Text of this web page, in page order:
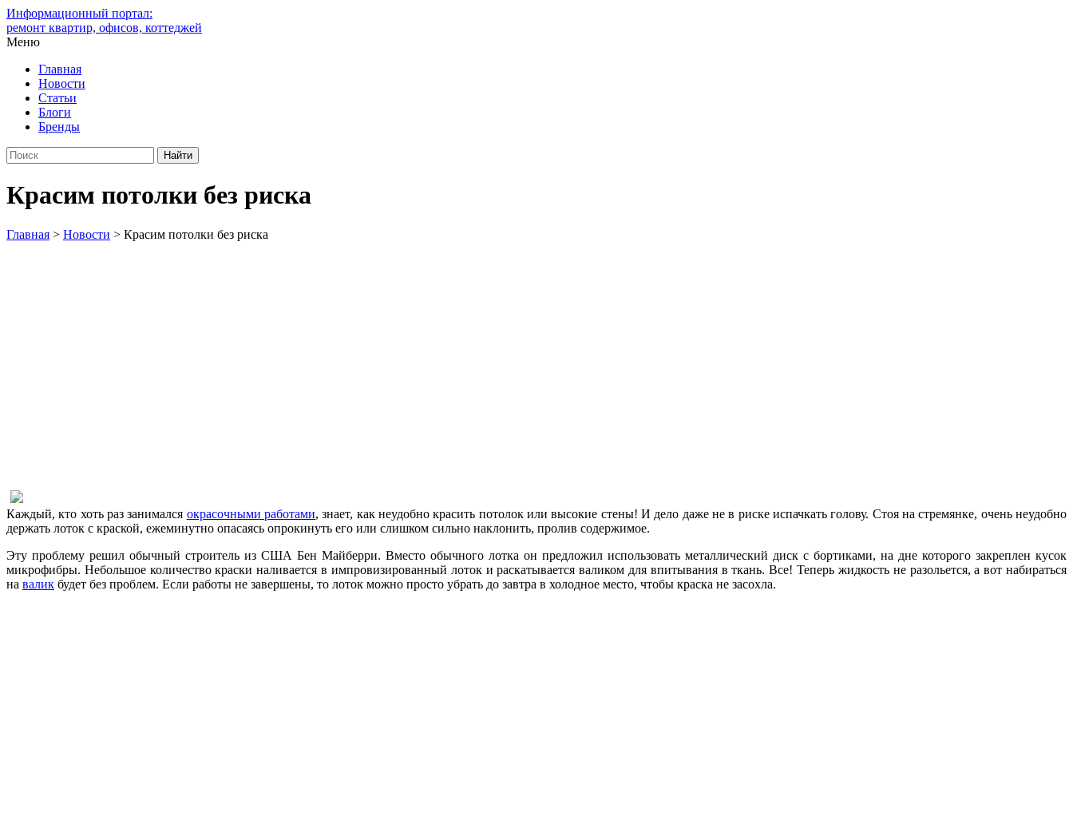
Информационный портал:
ремонт квартир, офисов, коттеджей
Меню
Главная
Новости
Статьи
Блоги
Бренды
Красим потолки без риска
Главная > Новости > Красим потолки без риска
Каждый, кто хоть раз занимался окрасочными работами, знает, как неудобно красить потолок или высокие стены! И дело даже не в риске испачкать голову. Стоя на стремянке, очень неудобно
держать лоток с краской, ежеминутно опасаясь опрокинуть его или слишком сильно наклонить, пролив содержимое.
Эту проблему решил обычный строитель из США Бен Майберри. Вместо обычного лотка он предложил использовать металлический диск с бортиками, на дне которого закреплен кусок
микрофибры. Небольшое количество краски наливается в импровизированный лоток и раскатывается валиком для впитывания в ткань. Все! Теперь жидкость не разольется, а вот набираться
на валик будет без проблем. Если работы не завершены, то лоток можно просто убрать до завтра в холодное место, чтобы краска не засохла.